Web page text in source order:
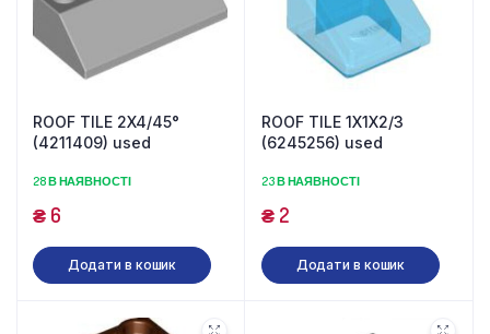
ROOF TILE 2X4/45°
(4211409) used
28 В НАЯВНОСТІ
₴6
Додати в кошик
ROOF TILE 1X1X2/3
(6245256) used
23 В НАЯВНОСТІ
₴2
Додати в кошик